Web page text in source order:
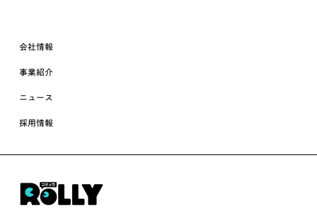
会社情報
事業紹介
ニュース
採用情報